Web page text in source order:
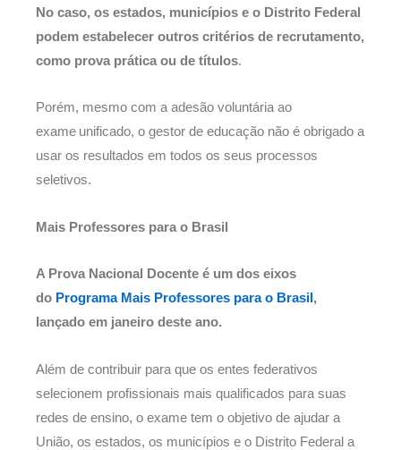
No caso, os estados, municípios e o Distrito Federal
podem estabelecer outros critérios de recrutamento,
como prova prática ou de títulos.
Porém, mesmo com a adesão voluntária ao
exame unificado, o gestor de educação não é obrigado a
usar os resultados em todos os seus processos
seletivos.
Mais Professores para o Brasil
A Prova Nacional Docente é um dos eixos
do Programa Mais Professores para o Brasil ,
lançado em janeiro deste ano.
Além de contribuir para que os entes federativos
selecionem profissionais mais qualificados para suas
redes de ensino, o exame tem o objetivo de ajudar a
União, os estados, os municípios e o Distrito Federal a